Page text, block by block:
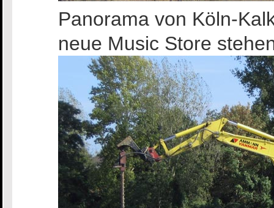
Panorama von Köln-
neue Music Store